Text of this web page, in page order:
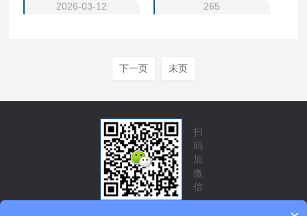
2026-03-12
265
下一页 末页
扫
码
加
微
信